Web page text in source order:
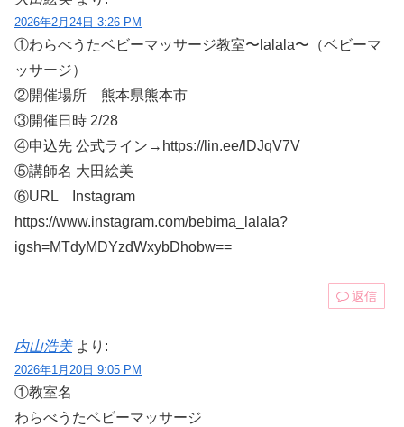
2026年2月24日 3:26 PM
①わらべうたベビーマッサージ教室〜lalala〜（ベビーマ
ッサージ）
②開催場所 熊本県熊本市
③開催日時 2/28
④申込先 公式ライン→https://lin.ee/lDJqV7V
⑤講師名 大田絵美
⑥URL Instagram
https://www.instagram.com/bebima_lalala?
igsh=MTdyMDYzdWxybDhobw==
返信
内山浩美 より:
2026年1月20日 9:05 PM
①教室名
わらべうたベビーマッサージ